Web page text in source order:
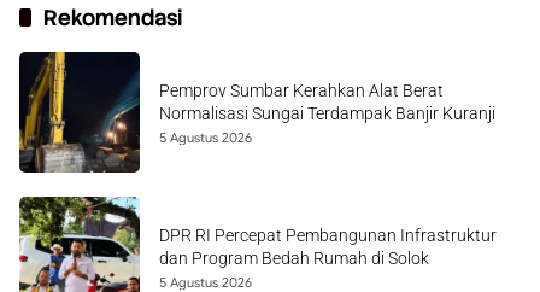
Rekomendasi
Pemprov Sumbar Kerahkan Alat Berat
Normalisasi Sungai Terdampak Banjir Kuranji
5 Agustus 2026
DPR RI Percepat Pembangunan Infrastruktur
dan Program Bedah Rumah di Solok
5 Agustus 2026